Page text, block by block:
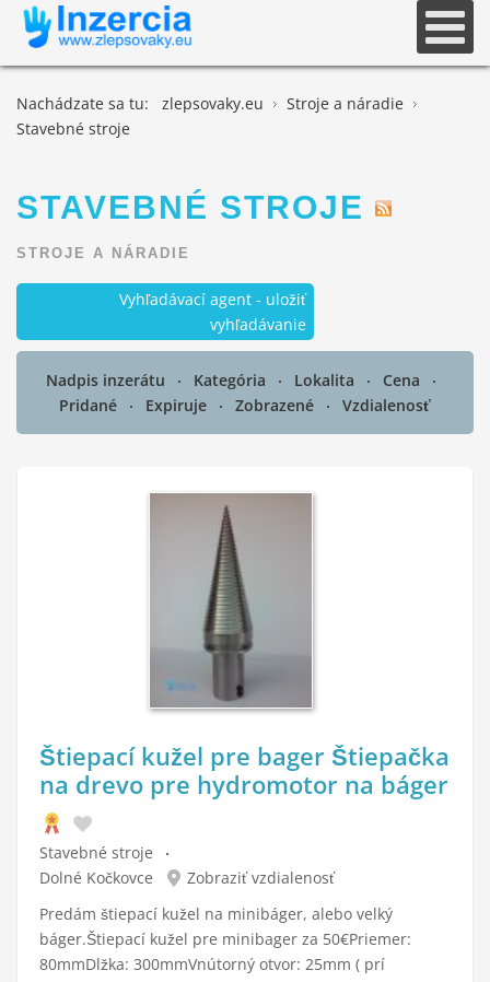
Nachádzate sa tu: zlepsovaky.eu
Stroje a náradie
Stavebné stroje
STAVEBNÉ STROJE
STROJE A NÁRADIE
Vyhľadávací agent - uložiť
vyhľadávanie
Nadpis inzerátu Kategória Lokalita
Cena
Pridané
Expiruje Zobrazené Vzdialenosť
Štiepací kužel pre bager Štiepačka
na drevo pre hydromotor na báger
Stavebné stroje
Dolné Kočkovce
Zobraziť vzdialenosť
Predám štiepací kužel na minibáger, alebo velký
báger.Štiepací kužel pre minibager za 50€Priemer:
80mmDlžka: 300mmVnútorný otvor: 25mm ( prí